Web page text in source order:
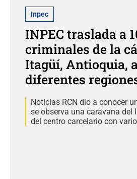
Inpec
INPEC traslada a
criminales de la
Itagüí, Antioquia,
diferentes
Noticias RCN dio a conocer
se observa una caravana del
del centro carcelario con